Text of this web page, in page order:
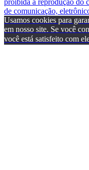
de comunicação,
Usamos cookies para
em nosso site. Se você
você está satisfeito com